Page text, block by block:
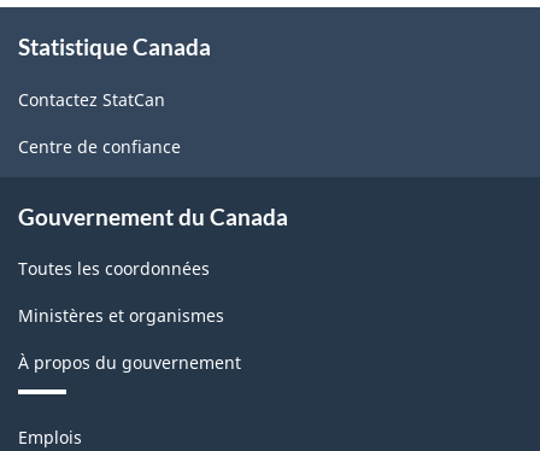
propos
ce
site
Statistique Canada
Contactez StatCan
Centre de confiance
Gouvernement du Canada
Toutes les coordonnées
Ministères et organismes
À propos du gouvernement
Thèmes
Emplois